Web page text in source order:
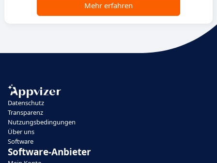
Mehr erfahren
Datenschutz
Transparenz
Nutzungsbedingungen
Über uns
Software
Software-Anbieter